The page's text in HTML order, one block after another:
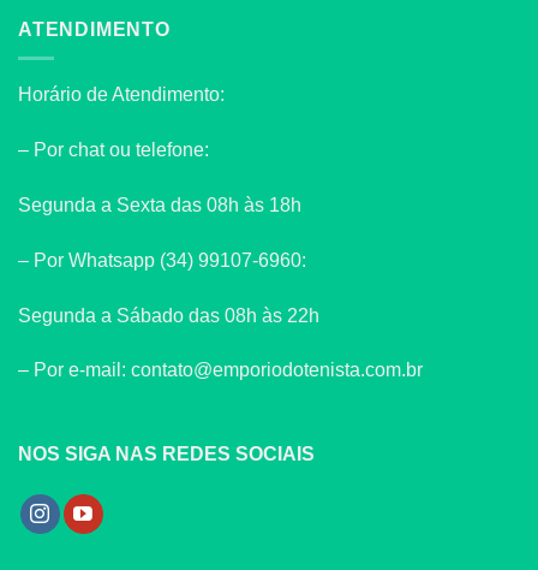
ATENDIMENTO
Horário de Atendimento:
– Por chat ou telefone:
Segunda a Sexta das 08h às 18h
– Por Whatsapp (34) 99107-6960:
Segunda a Sábado das 08h às 22h
– Por e-mail: contato@emporiodotenista.com.br
NOS SIGA NAS REDES SOCIAIS